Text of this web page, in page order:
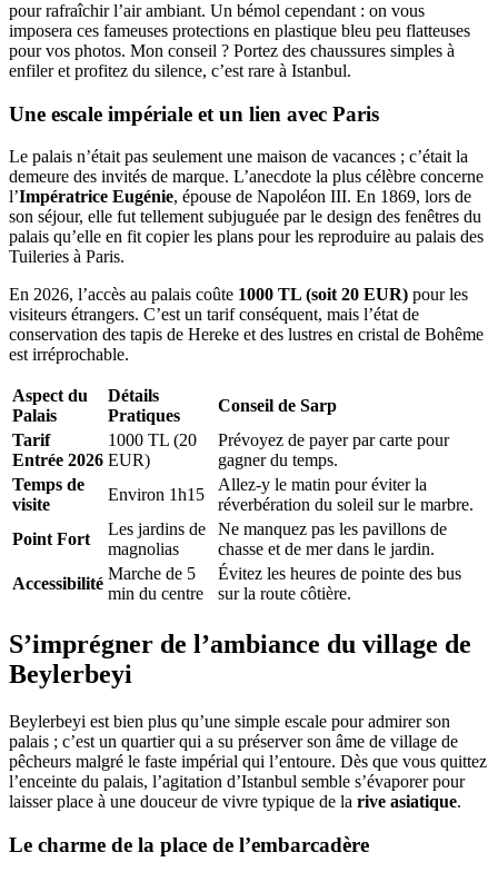
pour rafraîchir l’air ambiant. Un bémol cependant : on vous
imposera ces fameuses protections en plastique bleu peu flatteuses
pour vos photos. Mon conseil ? Portez des chaussures simples à
enfiler et profitez du silence, c’est rare à Istanbul.
Une escale impériale et un lien avec Paris
Le palais n’était pas seulement une maison de vacances ; c’était la
demeure des invités de marque. L’anecdote la plus célèbre concerne
l’Impératrice Eugénie, épouse de Napoléon III. En 1869, lors de
son séjour, elle fut tellement subjuguée par le design des fenêtres du
palais qu’elle en fit copier les plans pour les reproduire au palais des
Tuileries à Paris.
En 2026, l’accès au palais coûte 1000 TL (soit 20 EUR) pour les
visiteurs étrangers. C’est un tarif conséquent, mais l’état de
conservation des tapis de Hereke et des lustres en cristal de Bohême
est irréprochable.
Aspect du
Palais
Détails
Pratiques
Conseil de Sarp
Tarif
Entrée 2026
1000 TL (20
EUR)
Prévoyez de payer par carte pour
gagner du temps.
Temps de
visite
Environ 1h15
Allez-y le matin pour éviter la
réverbération du soleil sur le marbre.
Point Fort
Les jardins de
magnolias
Ne manquez pas les pavillons de
chasse et de mer dans le jardin.
Accessibilité
Marche de 5
min du centre
Évitez les heures de pointe des bus
sur la route côtière.
S’imprégner de l’ambiance du village de
Beylerbeyi
Beylerbeyi est bien plus qu’une simple escale pour admirer son
palais ; c’est un quartier qui a su préserver son âme de village de
pêcheurs malgré le faste impérial qui l’entoure. Dès que vous quittez
l’enceinte du palais, l’agitation d’Istanbul semble s’évaporer pour
laisser place à une douceur de vivre typique de la rive asiatique.
Le charme de la place de l’embarcadère